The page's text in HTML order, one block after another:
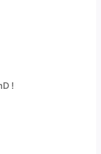
!